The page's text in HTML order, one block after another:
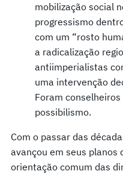
mobilização social
progressismo
com um “rosto
a radicalização
antiimperialistas
uma intervenção
Foram
possibilismo.
Com o passar das
avançou em seus planos
orientação comum das